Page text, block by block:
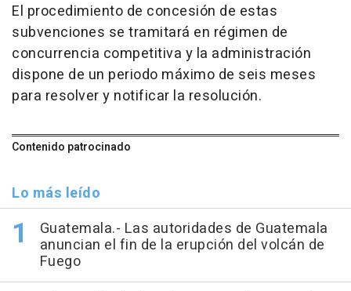
El procedimiento de concesión de estas
subvenciones se tramitará en régimen de
concurrencia competitiva y la administración
dispone de un periodo máximo de seis meses
para resolver y notificar la resolución.
Contenido patrocinado
Lo más leído
Guatemala.- Las autoridades de Guatemala
anuncian el fin de la erupción del volcán de
Fuego